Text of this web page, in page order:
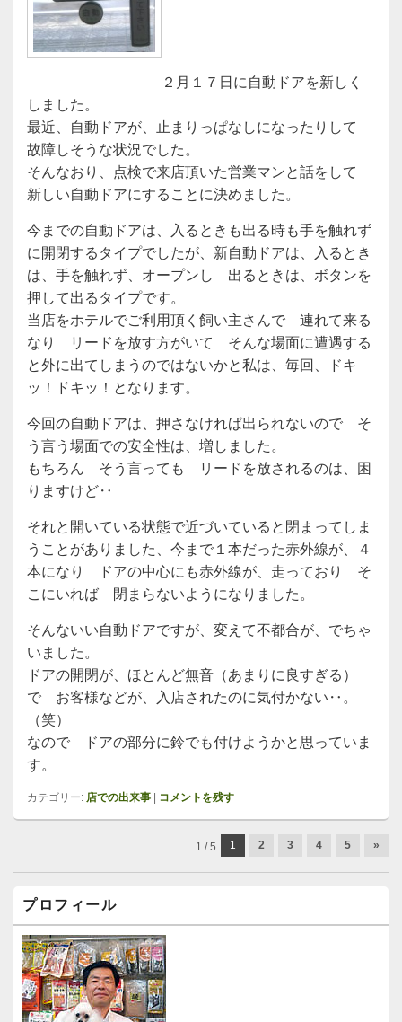
２月１７日に自動ドアを新しく
しました。
最近、自動ドアが、止まりっぱなしになったりして
故障しそうな状況でした。
そんなおり、点検で来店頂いた営業マンと話をして
新しい自動ドアにすることに決めました。
今までの自動ドアは、入るときも出る時も手を触れず
に開閉するタイプでしたが、新自動ドアは、入るとき
は、手を触れず、オープンし 出るときは、ボタンを
押して出るタイプです。
当店をホテルでご利用頂く飼い主さんで 連れて来る
なり リードを放す方がいて そんな場面に遭遇する
と外に出てしまうのではないかと私は、毎回、ドキ
ッ！ドキッ！となります。
今回の自動ドアは、押さなければ出られないので そ
う言う場面での安全性は、増しました。
もちろん そう言っても リードを放されるのは、困
りますけど‥
それと開いている状態で近づいていると閉まってしま
うことがありました、今まで１本だった赤外線が、４
本になり ドアの中心にも赤外線が、走っており そ
こにいれば 閉まらないようになりました。
そんないい自動ドアですが、変えて不都合が、でちゃ
いました。
ドアの開閉が、ほとんど無音（あまりに良すぎる）
で お客様などが、入店されたのに気付かない‥。
（笑）
なので ドアの部分に鈴でも付けようかと思っていま
す。
カテゴリー: 店での出来事 コメントを残す
ビ
ゲ
ー
シ
ョ
ン
1 / 5 1 2 3 4 5 »
ン
サ
イ
ド
バ
ー
プロフィール